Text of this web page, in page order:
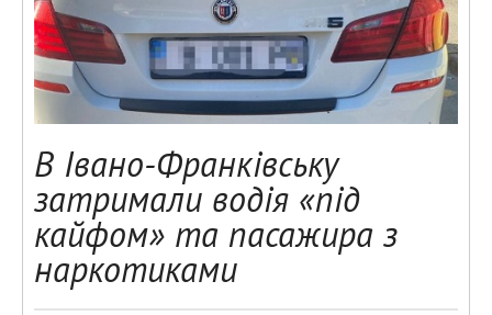
В Івано-Франківську
затримали водія «під
кайфом» та пасажира з
наркотиками